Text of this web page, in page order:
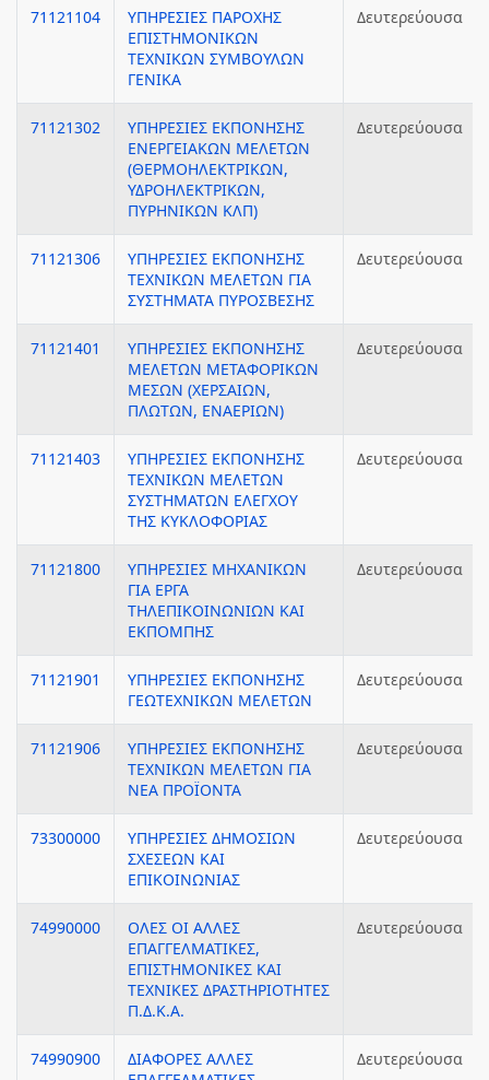
71121104
ΥΠΗΡΕΣΙΕΣ ΠΑΡΟΧΗΣ
ΕΠΙΣΤΗΜΟΝΙΚΩΝ
ΤΕΧΝΙΚΩΝ ΣΥΜΒΟΥΛΩΝ
ΓΕΝΙΚΑ
Δευτερεύουσα
71121302
ΥΠΗΡΕΣΙΕΣ ΕΚΠΟΝΗΣΗΣ
ΕΝΕΡΓΕΙΑΚΩΝ ΜΕΛΕΤΩΝ
(ΘΕΡΜΟΗΛΕΚΤΡΙΚΩΝ,
ΥΔΡΟΗΛΕΚΤΡΙΚΩΝ,
ΠΥΡΗΝΙΚΩΝ ΚΛΠ)
Δευτερεύουσα
71121306
ΥΠΗΡΕΣΙΕΣ ΕΚΠΟΝΗΣΗΣ
ΤΕΧΝΙΚΩΝ ΜΕΛΕΤΩΝ ΓΙΑ
ΣΥΣΤΗΜΑΤΑ ΠΥΡΟΣΒΕΣΗΣ
Δευτερεύουσα
71121401
ΥΠΗΡΕΣΙΕΣ ΕΚΠΟΝΗΣΗΣ
ΜΕΛΕΤΩΝ ΜΕΤΑΦΟΡΙΚΩΝ
ΜΕΣΩΝ (ΧΕΡΣΑΙΩΝ,
ΠΛΩΤΩΝ, ΕΝΑΕΡΙΩΝ)
Δευτερεύουσα
71121403
ΥΠΗΡΕΣΙΕΣ ΕΚΠΟΝΗΣΗΣ
ΤΕΧΝΙΚΩΝ ΜΕΛΕΤΩΝ
ΣΥΣΤΗΜΑΤΩΝ ΕΛΕΓΧΟΥ
ΤΗΣ ΚΥΚΛΟΦΟΡΙΑΣ
Δευτερεύουσα
71121800
ΥΠΗΡΕΣΙΕΣ ΜΗΧΑΝΙΚΩΝ
ΓΙΑ ΕΡΓΑ
ΤΗΛΕΠΙΚΟΙΝΩΝΙΩΝ ΚΑΙ
ΕΚΠΟΜΠΗΣ
Δευτερεύουσα
71121901
ΥΠΗΡΕΣΙΕΣ ΕΚΠΟΝΗΣΗΣ
ΓΕΩΤΕΧΝΙΚΩΝ ΜΕΛΕΤΩΝ
Δευτερεύουσα
71121906
ΥΠΗΡΕΣΙΕΣ ΕΚΠΟΝΗΣΗΣ
ΤΕΧΝΙΚΩΝ ΜΕΛΕΤΩΝ ΓΙΑ
ΝΕΑ ΠΡΟΪΟΝΤΑ
Δευτερεύουσα
73300000
ΥΠΗΡΕΣΙΕΣ ΔΗΜΟΣΙΩΝ
ΣΧΕΣΕΩΝ ΚΑΙ
ΕΠΙΚΟΙΝΩΝΙΑΣ
Δευτερεύουσα
74990000
ΟΛΕΣ ΟΙ ΑΛΛΕΣ
ΕΠΑΓΓΕΛΜΑΤΙΚΕΣ,
ΕΠΙΣΤΗΜΟΝΙΚΕΣ ΚΑΙ
ΤΕΧΝΙΚΕΣ ΔΡΑΣΤΗΡΙΟΤΗΤΕΣ
Π.Δ.Κ.Α.
Δευτερεύουσα
74990900
ΔΙΑΦΟΡΕΣ ΑΛΛΕΣ
Δευτερεύουσα